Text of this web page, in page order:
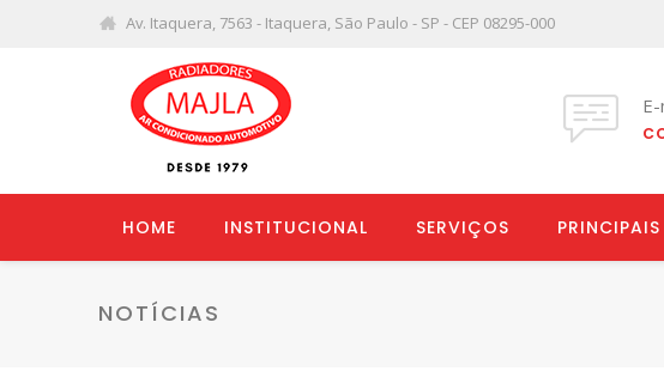
Av. Itaquera, 7563 - Itaquera, São Paulo - SP - CEP 08295-000
HOME INSTITUCIONAL SERVIÇOS PRINCIPAIS
NOTÍCIAS